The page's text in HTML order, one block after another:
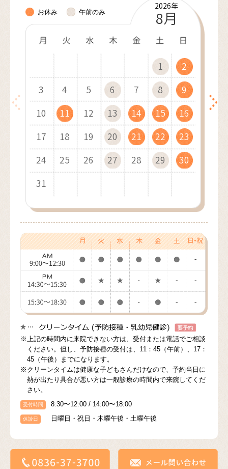
お休み 午前のみ
2026年
8月
1
2
3
4 5 6 7 8
9
10
11 12 13 14 15
16
17
18 19 20 21 22
23
24
25 26 27 28 29
30
31
2026年
9月
5
6
7
8 9 10 11 12
13
14
15 16 17 18 19
20
21
22 23 24 25 26
27
28
29 30
2026年
10月
3
4
5
6 7 8 9 10
11
12
13 14 15 16 17
18
19
20 21 22 23 24
25
26
27 28 29 30 31
2026年
11月
1
2
3 4 5 6 7
8
9
10 11 12 13 14
15
16
17 18 19 20 21
22
23
24 25 26 27 28
29
30
2026年
12月
5
6
7
8 9 10 11 12
13
14
15 16 17 18 19
20
21
22 23 24 25 26
27
28
29 30 31
2027年
1月
2
3
4
5 6 7 8 9
10
11
12 13 14 15 16
17
18
19 20 21 22 23
24
25
26 27 28 29 30 31
2027年
2月
6
7
8
9 10 11 12 13
14
15
16 17 18 19 20
21
22
23 24 25 26 27 28
2027年
3月
6
7
8
9 10 11 12 13
14
15
16 17 18 19 20
21
22
23 24 25 26 27
28
29
30 31
2027年
4月
3
4
5
6 7 8 9 10
11
12
13 14 15 16 17
18
19
20 21 22 23 24
25
26
27 28 29 30
2027年
5月
1
2
3
4 5 6 7 8
9
10
11 12 13 14 15
16
17
18 19 20 21 22
23
24
25 26 27 28 29
30
31
2027年
6月
5
6
7
8 9 10 11 12
13
14
15 16 17 18 19
20
21
22 23 24 25 26
27
28
29 30
2027年
7月
3
4
5
6 7 8 9 10
11
12
13 14 15 16 17
18
19
20 21 22 23 24
25
26
27 28 29 30 31
※上記の時間内に来院できない方は、受付または電話でご相談
ください。但し、予防接種の受付は、11：45（午前）、17：
45（午後）までになります。
※クリーンタイムは健康な子どもさんだけなので、予約当日に
熱が出たり具合が悪い方は一般診療の時間内で来院してくだ
さい。
受付時間 8:30〜12:00 / 14:00〜18:00
休診日 日曜日・祝日・木曜午後・土曜午後